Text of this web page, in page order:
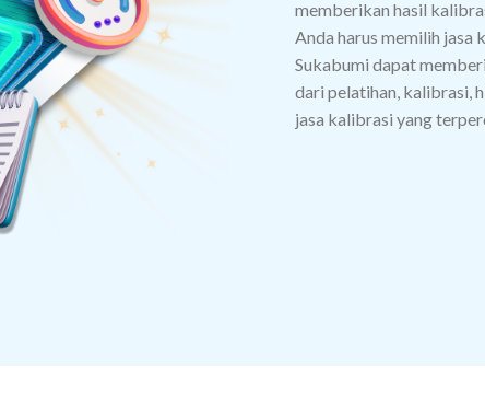
memberikan hasil
Anda harus memilih jasa
Sukabumi dapat
dari pelatihan, kalibrasi,
jasa kalibrasi yang